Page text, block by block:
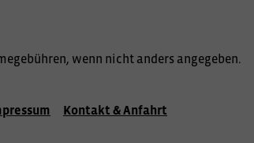
wenn nicht anders angegeben.
Kontakt & Anfahrt